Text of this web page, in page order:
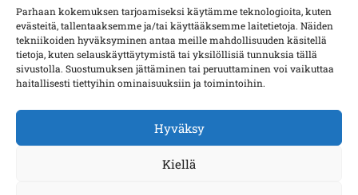
Parhaan kokemuksen tarjoamiseksi käytämme teknologioita, kuten
evästeitä, tallentaaksemme ja/tai käyttääksemme laitetietoja. Näiden
tekniikoiden hyväksyminen antaa meille mahdollisuuden käsitellä
tietoja, kuten selauskäyttäytymistä tai yksilöllisiä tunnuksia tällä
sivustolla. Suostumuksen jättäminen tai peruuttaminen voi vaikuttaa
haitallisesti tiettyihin ominaisuuksiin ja toimintoihin.
Hyväksy
Kiellä
Saavutettavuusseloste